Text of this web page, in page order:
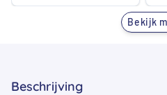
was: is:
Bekijk
Beschrijving